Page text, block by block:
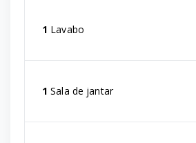
1 Lavabo
1 Sala de jantar